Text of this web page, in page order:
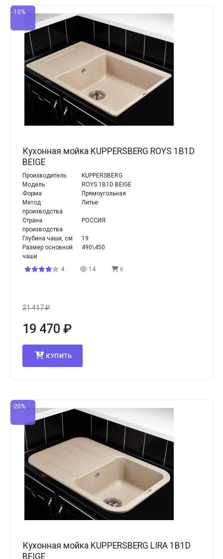
-10%
Кухонная мойка KUPPERSBERG ROYS 1B1D
BEIGE
Производитель
KUPPERSBERG
Модель
ROYS 1B1D BEIGE
Форма
Прямоугольная
Метод
производства
Литье
Страна
производства
РОССИЯ
Глубина чаши, см
19
Размер основной
чаши
490\450
4 14 6
21 417₽
19 470 ₽
КУПИТЬ
-20%
Кухонная мойка KUPPERSBERG LIRA 1B1D
BEIGE